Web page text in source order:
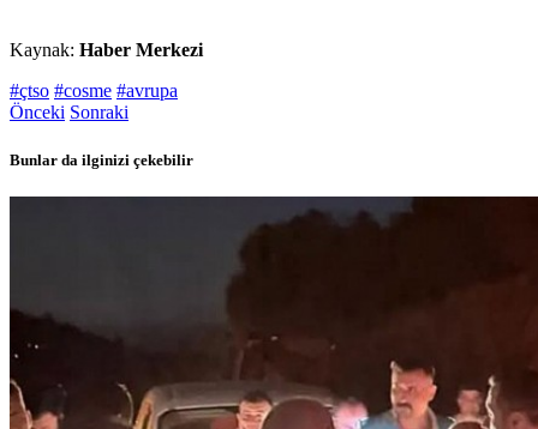
Kaynak: Haber Merkezi
#çtso #cosme #avrupa
Önceki Sonraki
Bunlar da ilginizi çekebilir